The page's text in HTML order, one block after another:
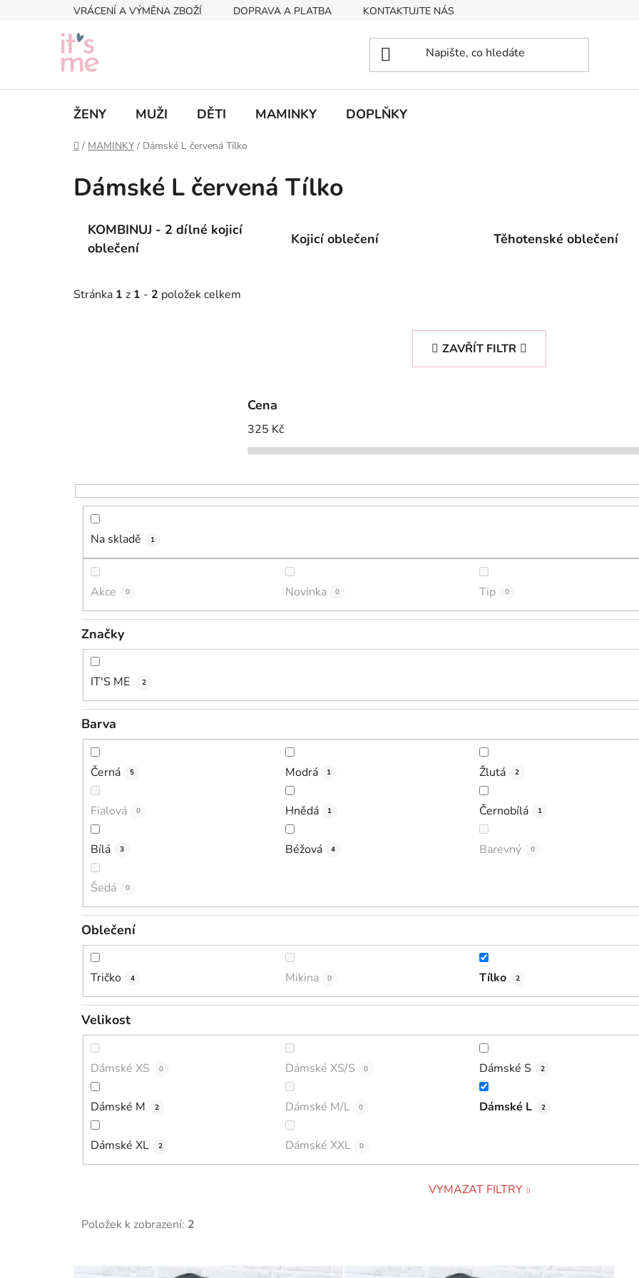
VRÁCENÍ A VÝMĚNA ZBOŽÍ DOPRAVA A PLATBA KONTAKTUJTE NÁS
ŽENY MUŽI DĚTI MAMINKY DOPLŇKY
Domů
/ MAMINKY / Dámské L červená Tílko
Dámské L červená Tílko
KOMBINUJ - 2 dílné kojicí
oblečení
Kojicí oblečení Těhotenské oblečení
Stránka 1 z 1 - 2 položek celkem
ZAVŘÍT FILTR
Cena
325 Kč
Na skladě 1
Akce 0 Novinka 0 Tip 0
Značky
IT'S ME 2
Barva
Černá 5 Modrá 1 Žlutá 2
Fialová 0 Hnědá 1 Černobílá 1
Bílá 3 Béžová 4 Barevný 0
Šedá 0
Oblečení
Tričko 4 Mikina 0 Tílko 2
Velikost
Dámské XS 0 Dámské XS/S 0 Dámské S 2
Dámské M 2 Dámské M/L 0 Dámské L 2
Dámské XL 2 Dámské XXL 0
VYMAZAT FILTRY
Položek k zobrazení: 2
V